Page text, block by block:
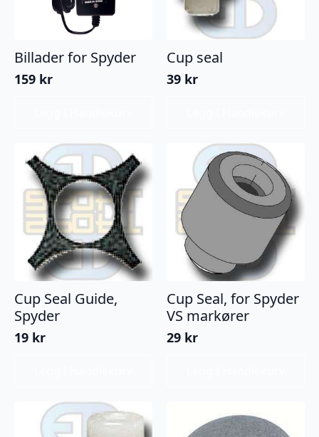
Billader for Spyder
159 kr
Cup seal
39 kr
Cup Seal Guide,
Spyder
19 kr
Cup Seal, for Spyder
VS markører
29 kr